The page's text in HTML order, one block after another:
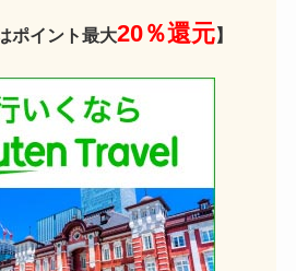
ポイント最大20％還元】